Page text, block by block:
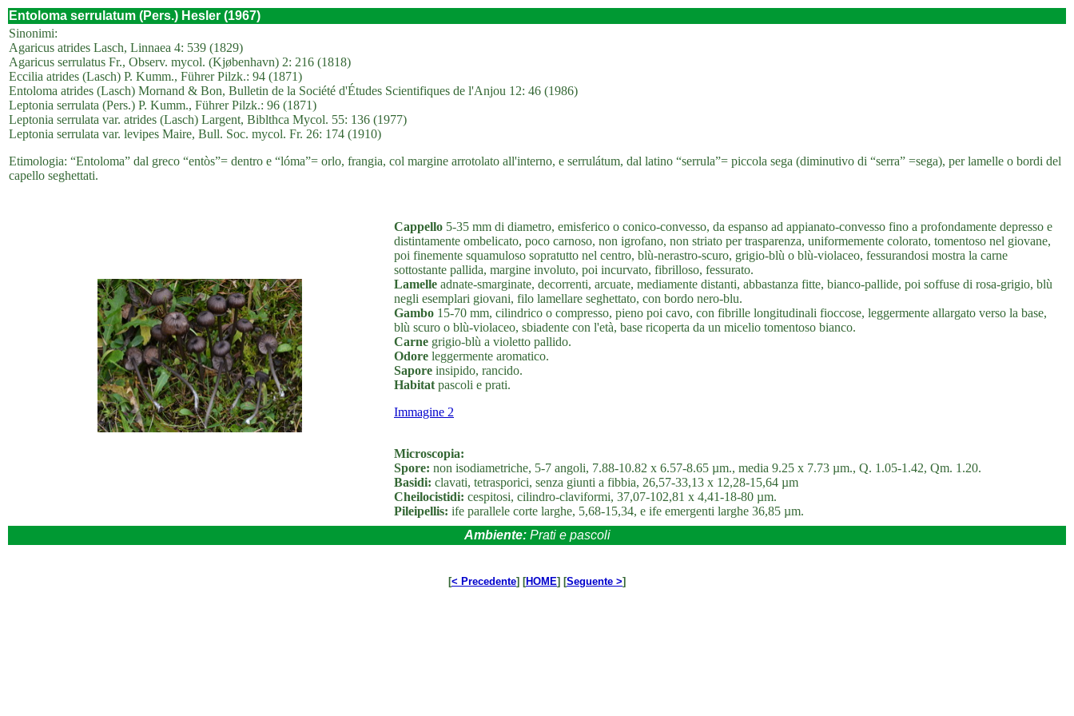
Entoloma serrulatum (Pers.) Hesler (1967)
Sinonimi:
Agaricus atrides Lasch, Linnaea 4: 539 (1829)
Agaricus serrulatus Fr., Observ. mycol. (Kjøbenhavn) 2: 216 (1818)
Eccilia atrides (Lasch) P. Kumm., Führer Pilzk.: 94 (1871)
Entoloma atrides (Lasch) Mornand & Bon, Bulletin de la Société d'Études Scientifiques de l'Anjou 12: 46 (1986)
Leptonia serrulata (Pers.) P. Kumm., Führer Pilzk.: 96 (1871)
Leptonia serrulata var. atrides (Lasch) Largent, Biblthca Mycol. 55: 136 (1977)
Leptonia serrulata var. levipes Maire, Bull. Soc. mycol. Fr. 26: 174 (1910)
Etimologia: “Entoloma” dal greco “entòs”= dentro e “lóma”= orlo, frangia, col margine arrotolato all'interno, e serrulátum, dal latino “serrula”= piccola sega (diminutivo di “serra” =sega), per lamelle o bordi del
capello seghettati.
Cappello 5-35 mm di diametro, emisferico o conico-convesso, da espanso ad appianato-convesso fino a profondamente depresso e
distintamente ombelicato, poco carnoso, non igrofano, non striato per trasparenza, uniformemente colorato, tomentoso nel giovane,
poi finemente squamuloso sopratutto nel centro, blù-nerastro-scuro, grigio-blù o blù-violaceo, fessurandosi mostra la carne
sottostante pallida, margine involuto, poi incurvato, fibrilloso, fessurato.
Lamelle adnate-smarginate, decorrenti, arcuate, mediamente distanti, abbastanza fitte, bianco-pallide, poi soffuse di rosa-grigio, blù
negli esemplari giovani, filo lamellare seghettato, con bordo nero-blu.
Gambo 15-70 mm, cilindrico o compresso, pieno poi cavo, con fibrille longitudinali fioccose, leggermente allargato verso la base,
blù scuro o blù-violaceo, sbiadente con l'età, base ricoperta da un micelio tomentoso bianco.
Carne grigio-blù a violetto pallido.
Odore leggermente aromatico.
Sapore insipido, rancido.
Habitat pascoli e prati.
Immagine 2
Microscopia:
Spore: non isodiametriche, 5-7 angoli, 7.88-10.82 x 6.57-8.65 µm., media 9.25 x 7.73 µm., Q. 1.05-1.42, Qm. 1.20.
Basidi: clavati, tetrasporici, senza giunti a fibbia, 26,57-33,13 x 12,28-15,64 µm
Cheilocistidi: cespitosi, cilindro-claviformi, 37,07-102,81 x 4,41-18-80 µm.
Pileipellis: ife parallele corte larghe, 5,68-15,34, e ife emergenti larghe 36,85 µm.
Ambiente: Prati e pascoli
[< Precedente] [HOME] [Seguente >]